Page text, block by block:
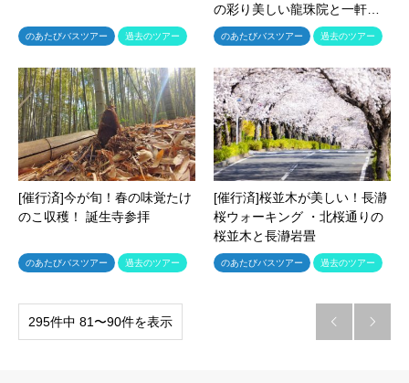
のあたびバスツアー 過去のツアー
の彩り美しい龍珠院と一軒…
のあたびバスツアー 過去のツアー
[催行済]今が旬！春の味覚たけ
のこ収穫！ 誕生寺参拝
のあたびバスツアー 過去のツアー
[催行済]桜並木が美しい！長瀞
桜ウォーキング ・北桜通りの
桜並木と長瀞岩畳
のあたびバスツアー 過去のツアー
295件中 81〜90件を表示  